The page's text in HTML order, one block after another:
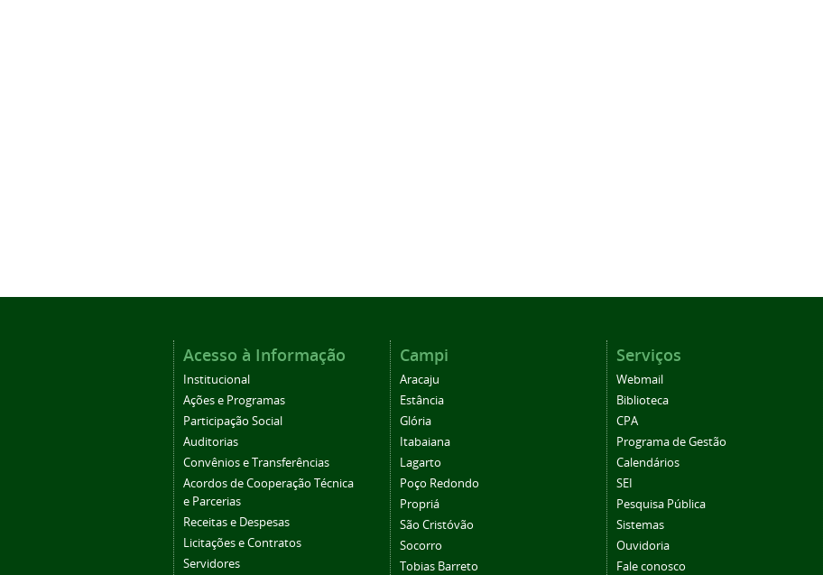
Acesso à Informação
Institucional
Ações e Programas
Participação Social
Auditorias
Convênios e Transferências
Acordos de Cooperação Técnica
e Parcerias
Receitas e Despesas
Licitações e Contratos
Servidores
Campi
Aracaju
Estância
Glória
Itabaiana
Lagarto
Poço Redondo
Propriá
São Cristóvão
Socorro
Tobias Barreto
Serviços
Webmail
Biblioteca
CPA
Programa de Gestão
Calendários
SEI
Pesquisa Pública
Sistemas
Ouvidoria
Fale conosco